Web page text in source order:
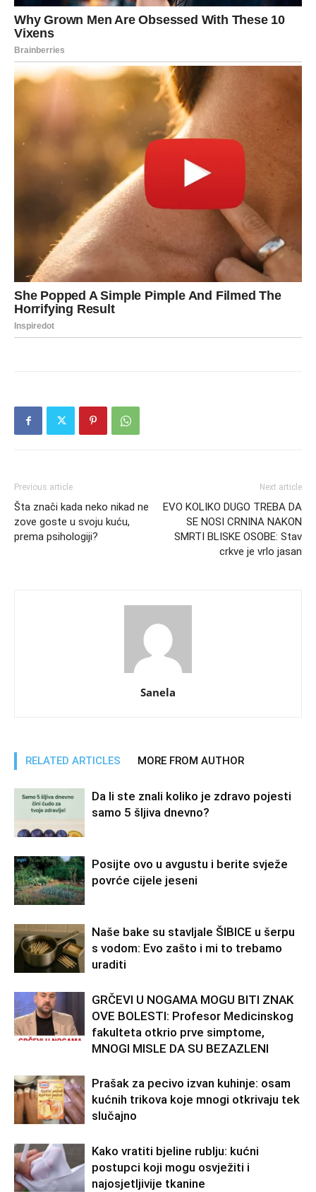
Previous article
Šta znači kada neko nikad ne
zove goste u svoju kuću,
prema psihologiji?
Next article
EVO KOLIKO DUGO TREBA DA
SE NOSI CRNINA NAKON
SMRTI BLISKE OSOBE: Stav
crkve je vrlo jasan
Sanela
RELATED ARTICLES MORE FROM AUTHOR
Da li ste znali koliko je zdravo pojesti
samo 5 šljiva dnevno?
Posijte ovo u avgustu i berite svježe
povrće cijele jeseni
Naše bake su stavljale ŠIBICE u šerpu
s vodom: Evo zašto i mi to trebamo
uraditi
GRČEVI U NOGAMA MOGU BITI ZNAK
OVE BOLESTI: Profesor Medicinskog
fakulteta otkrio prve simptome,
MNOGI MISLE DA SU BEZAZLENI
Prašak za pecivo izvan kuhinje: osam
kućnih trikova koje mnogi otkrivaju tek
slučajno
Kako vratiti bjeline rublju: kućni
postupci koji mogu osvježiti i
najosjetljivije tkanine